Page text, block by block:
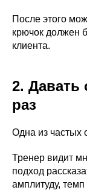
После этого
крючок должен
клиента.
2. Давать
раз
Одна из частых
Тренер видит
подход
амплитуду,